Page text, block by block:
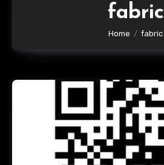
fabric
Home fabric